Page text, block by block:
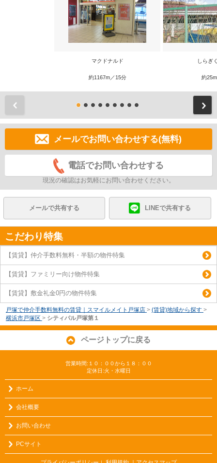
マクドナルド
約1167m／15分
しらぎ
約
メールでお問い合わせする(無料)
電話でお問い合わせする
現況の確認はお気軽にお問い合わせください。
メールで共有する LINEで共有する
こだわり特集
【賃貸】仲介手数料無料・半額の物件特集
【賃貸】ファミリー向け物件特集
【賃貸】敷金礼金0円の物件特集
戸塚で仲介手数料無料の賃貸｜スマイルメイト戸塚店 > (賃貸)地域から探す >
横浜市戸塚区 > シティパル戸塚第１
ページトップに戻る
営業時間:１０：００から１８：００
定休日:火・水曜日
ホーム
会社概要
お問い合わせ
PCサイト